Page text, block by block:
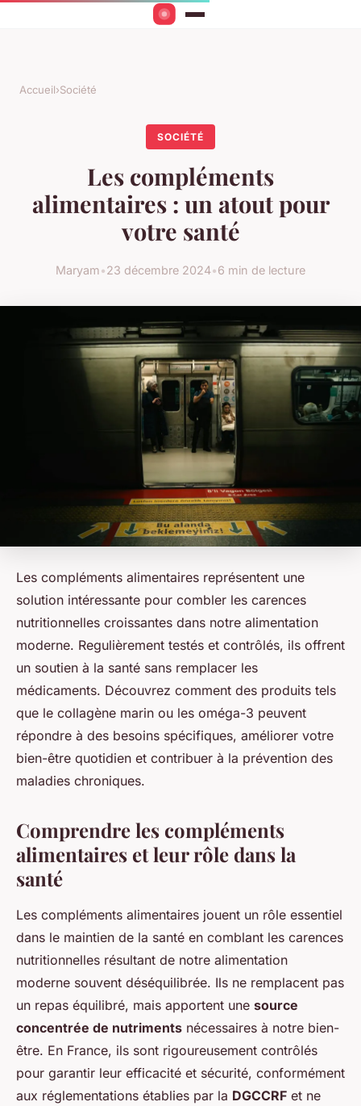
Accueil›Société
SOCIÉTÉ
Les compléments
alimentaires : un atout pour
votre santé
Maryam•23 décembre 2024•6 min de lecture
Les compléments alimentaires représentent une
solution intéressante pour combler les carences
nutritionnelles croissantes dans notre alimentation
moderne. Regulièrement testés et contrôlés, ils offrent
un soutien à la santé sans remplacer les
médicaments. Découvrez comment des produits tels
que le collagène marin ou les oméga-3 peuvent
répondre à des besoins spécifiques, améliorer votre
bien-être quotidien et contribuer à la prévention des
maladies chroniques.
Comprendre les compléments
alimentaires et leur rôle dans la
santé
Les compléments alimentaires jouent un rôle essentiel
dans le maintien de la santé en comblant les carences
nutritionnelles résultant de notre alimentation
moderne souvent déséquilibrée. Ils ne remplacent pas
un repas équilibré, mais apportent une source
concentrée de nutriments nécessaires à notre bien-
être. En France, ils sont rigoureusement contrôlés
pour garantir leur efficacité et sécurité, conformément
aux réglementations établies par la DGCCRF et ne